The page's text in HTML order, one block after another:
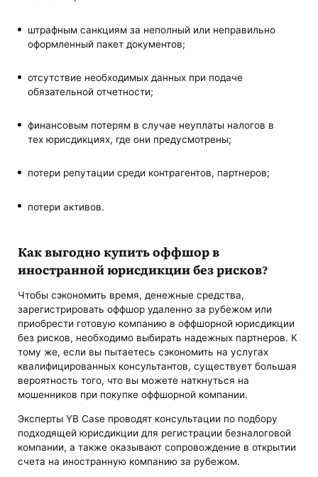
штрафным санкциям за неполный или неправильно
оформленный пакет документов;
отсутствие необходимых данных при подаче
обязательной отчетности;
финансовым потерям в случае неуплаты налогов в
тех юрисдикциях, где они предусмотрены;
потери репутации среди контрагентов, партнеров;
потери активов.
Как выгодно купить оффшор в
иностранной юрисдикции без рисков?
Чтобы сэкономить время, денежные средства,
зарегистрировать оффшор удаленно за рубежом или
приобрести готовую компанию в оффшорной юрисдикции
без рисков, необходимо выбирать надежных партнеров. К
тому же, если вы пытаетесь сэкономить на услугах
квалифицированных консультантов, существует большая
вероятность того, что вы можете наткнуться на
мошенников при покупке оффшорной компании.
Эксперты YB Case проводят консультации по подбору
подходящей юрисдикции для регистрации безналоговой
компании, а также оказывают сопровождение в открытии
счета на иностранную компанию за рубежом.